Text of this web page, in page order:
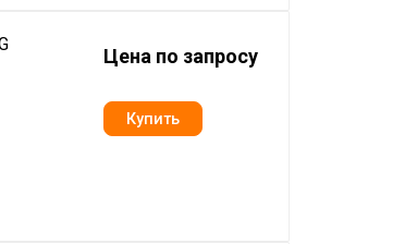
Цена по запросу